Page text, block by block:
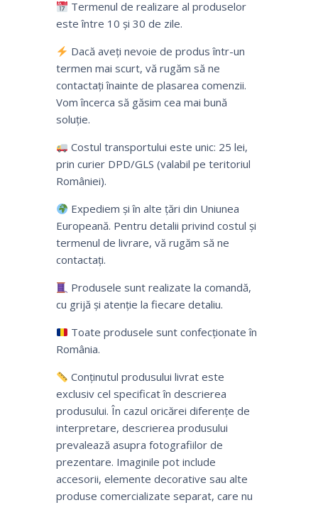
Termenul de realizare al produselor
este între 10 și 30 de zile.
Dacă aveți nevoie de produs într-un
termen mai scurt, vă rugăm să ne
contactați înainte de plasarea comenzii.
Vom încerca să găsim cea mai bună
soluție.
Costul transportului este unic: 25 lei,
prin curier DPD/GLS (valabil pe teritoriul
României).
Expediem și în alte țări din Uniunea
Europeană. Pentru detalii privind costul și
termenul de livrare, vă rugăm să ne
contactați.
Produsele sunt realizate la comandă,
cu grijă și atenție la fiecare detaliu.
Toate produsele sunt confecționate în
România.
Conținutul produsului livrat este
exclusiv cel specificat în descrierea
produsului. În cazul oricărei diferențe de
interpretare, descrierea produsului
prevalează asupra fotografiilor de
prezentare. Imaginile pot include
accesorii, elemente decorative sau alte
produse comercializate separat, care nu